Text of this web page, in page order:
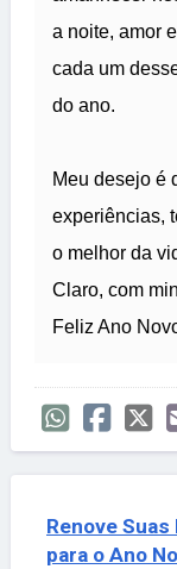
a noite, amor
cada um
do ano.
Meu desejo é
experiências,
o melhor da
Claro, com
Feliz Ano
Renove
para o Ano